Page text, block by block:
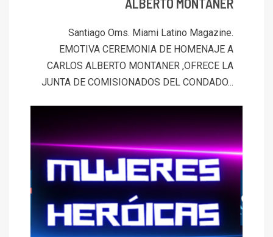
ALBERTO MONTANER
Santiago Oms. Miami Latino Magazine.
EMOTIVA CEREMONIA DE HOMENAJE A
CARLOS ALBERTO MONTANER ,OFRECE LA
JUNTA DE COMISIONADOS DEL CONDADO...